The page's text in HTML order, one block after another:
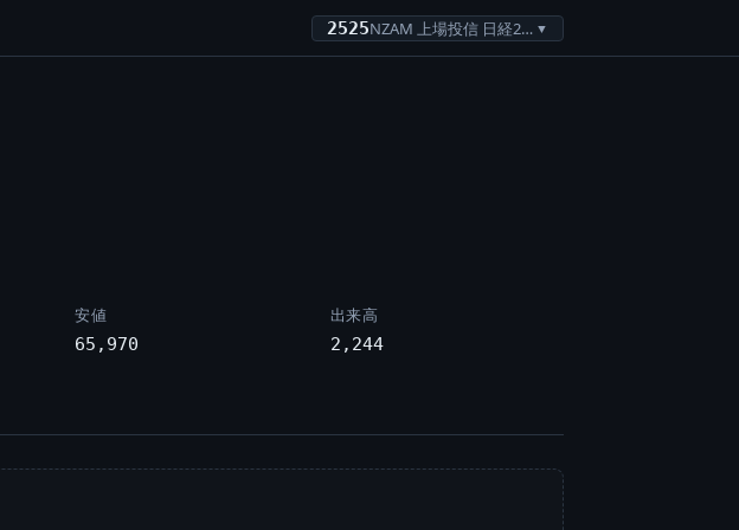
2525 NZAM 上場投信 日経225 ▼
安値
65,970
出来高
2,244